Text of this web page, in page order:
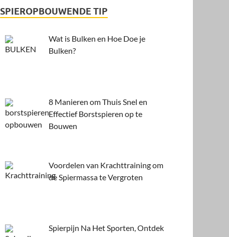
SPIEROPBOUWENDE TIP
Wat is Bulken en Hoe Doe je
Bulken?
8 Manieren om Thuis Snel en
Effectief Borstspieren op te
Bouwen
Voordelen van Krachttraining om
de Spiermassa te Vergroten
Spierpijn Na Het Sporten, Ontdek